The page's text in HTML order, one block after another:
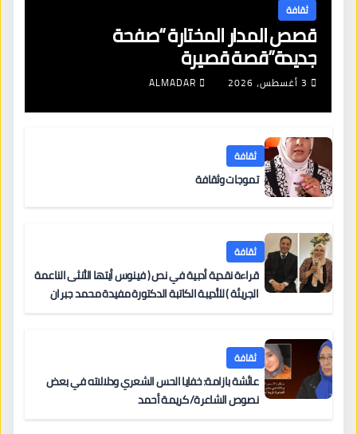
ثقافة
قصص المدار المختارة “صفحة
جديدة”قصة قصيرة
3 أغسطس، 2026 ALMADAR
ثقافة
تموجات وثقافة
ثقافة
قراءة نقدية أدبية في نص ( فينوس أيتها الأنثى الناعمة
الجريئة ) للأديبة الكاتبة الدكتورة مفيدة محمد جبران
ثقافة
عائشة بازامة: خفايا الحس الشعري ودلالاته في بعض
نصوص الشاعرة/ كريمة أحمد